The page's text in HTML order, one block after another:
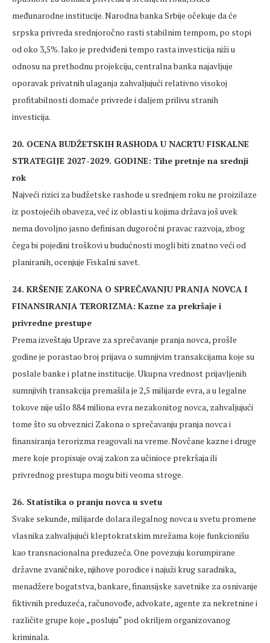
međunarodne institucije. Narodna banka Srbije očekuje da će
srpska privreda srednjoročno rasti stabilnim tempom, po stopi
od oko 3,5%. Iako je predviđeni tempo rasta investicija niži u
odnosu na prethodnu projekciju, centralna banka najavljuje
oporavak privatnih ulaganja zahvaljujući relativno visokoj
profitabilnosti domaće privrede i daljem prilivu stranih
investicija.
20. OCENA BUDŽETSKIH RASHODA U NACRTU FISKALNE
STRATEGIJE 2027-2029. GODINE: Tihe pretnje na srednji
rok
Najveći rizici za budžetske rashode u srednjem roku ne proizilaze
iz postojećih obaveza, već iz oblasti u kojima država još uvek
nema dovoljno jasno definisan dugoročni pravac razvoja, zbog
čega bi pojedini troškovi u budućnosti mogli biti znatno veći od
planiranih, ocenjuje Fiskalni savet.
24. KRŠENJE ZAKONA O SPREČAVANJU PRANJA NOVCA I
FINANSIRANJA TERORIZMA: Kazne za prekršaje i
privredne prestupe
Prema izveštaju Uprave za sprečavanje pranja novca, prošle
godine je porastao broj prijava o sumnjivim transakcijama koje su
poslale banke i platne institucije. Ukupna vrednost prijavljenih
sumnjivih transakcija premašila je 2,5 milijarde evra, a u legalne
tokove nije ušlo 884 miliona evra nezakonitog novca, zahvaljujući
tome što su obveznici Zakona o sprečavanju pranja novca i
finansiranja terorizma reagovali na vreme. Novčane kazne i druge
mere koje propisuje ovaj zakon za učinioce prekršaja ili
privrednog prestupa mogu biti veoma stroge.
26. Statistika o pranju novca u svetu
Svake sekunde, milijarde dolara ilegalnog novca u svetu promene
vlasnika zahvaljujući kleptokratskim mrežama koje funkcionišu
kao transnacionalna preduzeća. One povezuju korumpirane
državne zvaničnike, njihove porodice i najuži krug saradnika,
menadžere bogatstva, bankare, finansijske savetnike za osnivanje
fiktivnih preduzeća, računovođe, advokate, agente za nekretnine i
različite grupe koje „posluju“ pod okriljem organizovanog
kriminala.